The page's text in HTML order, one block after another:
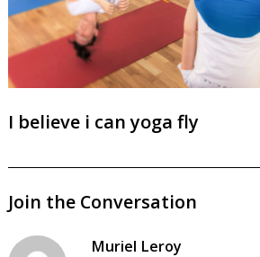
I believe i can yoga fly
Join the Conversation
says:
Muriel Leroy